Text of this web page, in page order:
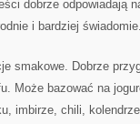
dobrze odpowiadają
i bardziej
smakowe. Dobrze
Może bazować na
imbirze, chili,